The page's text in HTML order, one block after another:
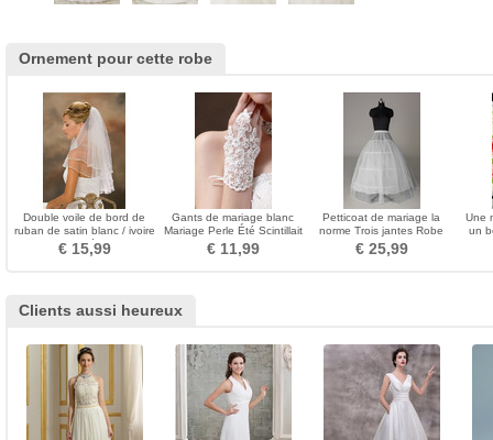
Ornement pour cette robe
Double voile de bord de
ruban de satin blanc / ivoire
voile de mariée en gros
€ 15,99
Gants de mariage blanc
Mariage Perle Été Scintillait
Mitaine
€ 11,99
Petticoat de mariage la
norme Trois jantes Robe
pleine Coupe de dentelle
€ 25,99
Une
un
Clients aussi heureux